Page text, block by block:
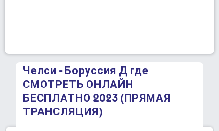
Челси - Боруссия Д где
СМОТРЕТЬ ОНЛАЙН
БЕСПЛАТНО 2023 (ПРЯМАЯ
ТРАНСЛЯЦИЯ)